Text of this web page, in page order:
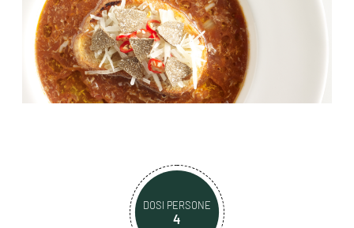
DOSI PERSONE
4